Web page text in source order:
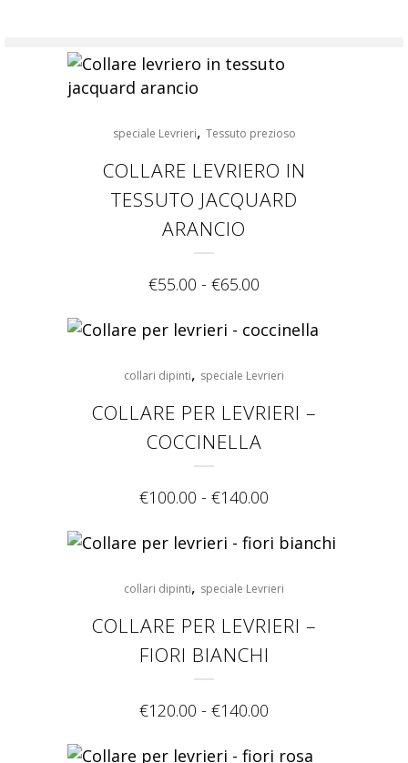
speciale Levrieri, Tessuto prezioso
COLLARE LEVRIERO IN
TESSUTO JACQUARD
ARANCIO
€55.00 - €65.00
collari dipinti, speciale Levrieri
COLLARE PER LEVRIERI –
COCCINELLA
€100.00 - €140.00
collari dipinti, speciale Levrieri
COLLARE PER LEVRIERI –
FIORI BIANCHI
€120.00 - €140.00